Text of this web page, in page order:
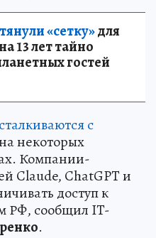
«сетку»для
13 лет тайно
гостей
сталкиваются с
некоторых
Компании-
Claude, ChatGPT и
доступ к
РФ, сообщил IT-
.